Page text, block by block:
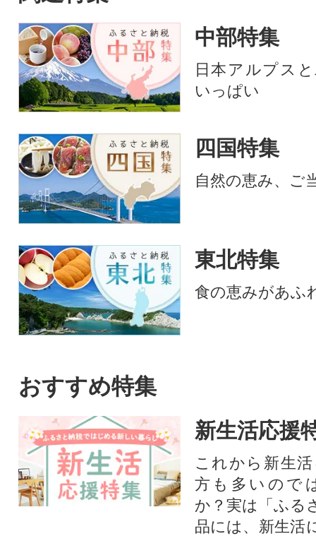
中部特集
日本アルプス
いっぱい
四国特集
自然の恵み、ご
東北特集
食の恵みがあふ
おすすめ特集
新生活応援
これから新生
方も多いので
か？実は「ふる
品には、新生活